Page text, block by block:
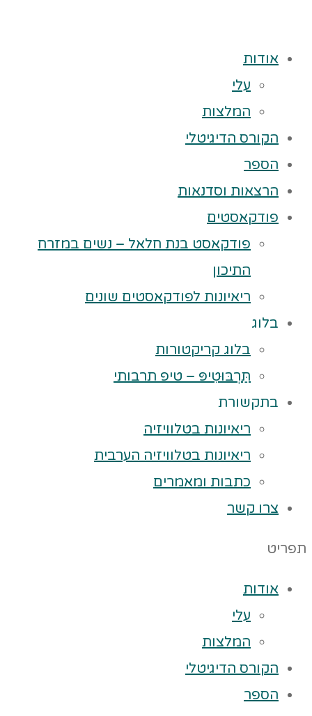
אודות
עלי
המלצות
הקורס הדיגיטלי
הספר
הרצאות וסדנאות
פודקאסטים
פודקאסט בנת חלאל – נשים במזרח
התיכון
ריאיונות לפודקאסטים שונים
בלוג
בלוג קריקטורות
תַּרְבּוּטִיפּ – טיפ תרבותי
בתקשורת
ריאיונות בטלוויזיה
ריאיונות בטלוויזיה הערבית
כתבות ומאמרים
צרו קשר
תפריט
אודות
עלי
המלצות
הקורס הדיגיטלי
הספר